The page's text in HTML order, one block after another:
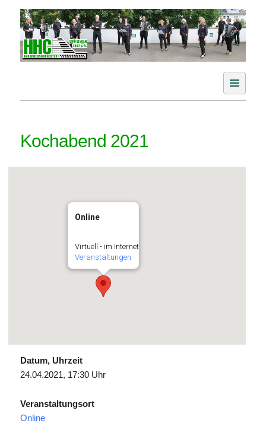
content
Grötzingen e. V.
Kochabend 2021
Online
Virtuell - im Internet
Veranstaltungen
Datum, Uhrzeit
24.04.2021, 17:30 Uhr
Veranstaltungsort
Online